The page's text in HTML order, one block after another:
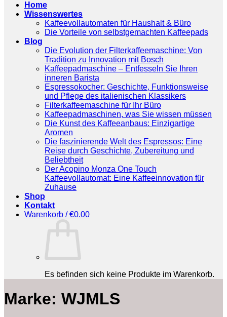
Home
Wissenswertes
Kaffeevollautomaten für Haushalt & Büro
Die Vorteile von selbstgemachten Kaffeepads
Blog
Die Evolution der Filterkaffeemaschine: Von
Tradition zu Innovation mit Bosch
Kaffeepadmaschine – Entfesseln Sie Ihren
inneren Barista
Espressokocher: Geschichte, Funktionsweise
und Pflege des italienischen Klassikers
Filterkaffeemaschine für Ihr Büro
Kaffeepadmaschinen, was Sie wissen müssen
Die Kunst des Kaffeeanbaus: Einzigartige
Aromen
Die faszinierende Welt des Espressos: Eine
Reise durch Geschichte, Zubereitung und
Beliebtheit
Der Acopino Monza One Touch
Kaffeevollautomat: Eine Kaffeeinnovation für
Zuhause
Shop
Kontakt
Warenkorb /€0.00
Es befinden sich keine Produkte im Warenkorb.
Marke: WJMLS